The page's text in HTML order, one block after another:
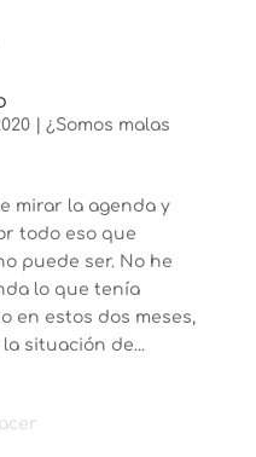
| ¿Somos malas
mirar la agenda y
todo eso que
puede ser. No he
lo que tenía
en estos dos meses,
situación de...